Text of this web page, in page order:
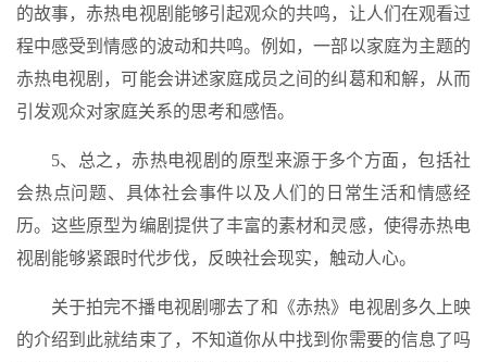
的故事，赤热电视剧能够引起观众的共鸣，让人们在观看过
程中感受到情感的波动和共鸣。例如，一部以家庭为主题的
赤热电视剧，可能会讲述家庭成员之间的纠葛和和解，从而
引发观众对家庭关系的思考和感悟。
5、总之，赤热电视剧的原型来源于多个方面，包括社
会热点问题、具体社会事件以及人们的日常生活和情感经
历。这些原型为编剧提供了丰富的素材和灵感，使得赤热电
视剧能够紧跟时代步伐，反映社会现实，触动人心。
关于拍完不播电视剧哪去了和《赤热》电视剧多久上映
的介绍到此就结束了，不知道你从中找到你需要的信息了吗